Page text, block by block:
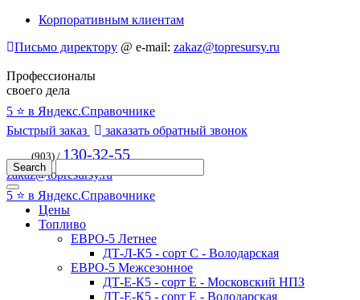
Корпоративным клиентам
Письмо директору @ e-mail: zakaz@topresursy.ru
Профессионалы
своего дела
5 ⭐️ в Яндекс.Справочнике
Быстрый заказ
заказать обратный звонок
(903) /130-32-55
zakaz@topresursy.ru
5 ⭐️ в Яндекс.Справочнике
Цены
Топливо
ЕВРО-5 Летнее
ДТ-Л-К5 - сорт С - Володарская
ЕВРО-5 Межсезонное
ДТ-Е-К5 - сорт E - Московский НПЗ
ДТ-Е-К5 - сорт E - Володарская